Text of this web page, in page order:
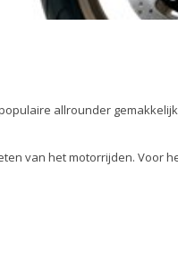
allrounder
van het motorrijden. Voor